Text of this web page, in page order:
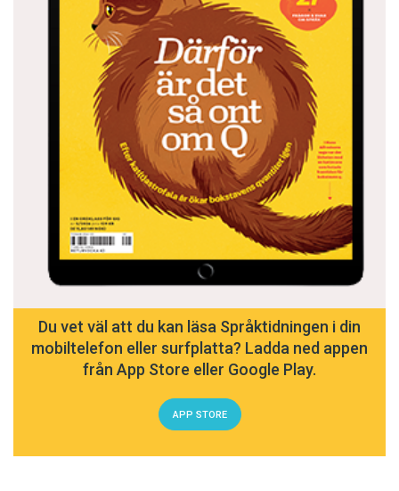
Du vet väl att du kan läsa Språktidningen i din
mobiltelefon eller surfplatta? Ladda ned appen
från App Store eller Google Play.
APP STORE